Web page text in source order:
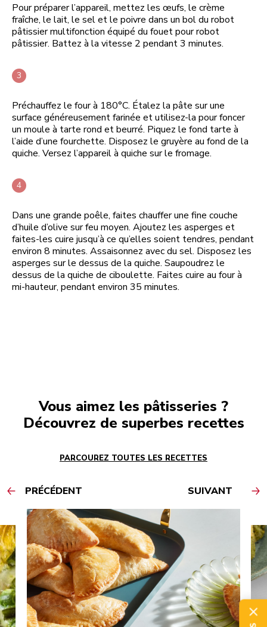
Pour préparer l’appareil, mettez les œufs, le crème
fraîche, le lait, le sel et le poivre dans un bol du robot
pâtissier multifonction équipé du fouet pour robot
pâtissier. Battez à la vitesse 2 pendant 3 minutes.
Préchauffez le four à 180°C. Étalez la pâte sur une
surface généreusement farinée et utilisez-la pour foncer
un moule à tarte rond et beurré. Piquez le fond tarte à
l’aide d’une fourchette. Disposez le gruyère au fond de la
quiche. Versez l’appareil à quiche sur le fromage.
Dans une grande poêle, faites chauffer une fine couche
d’huile d’olive sur feu moyen. Ajoutez les asperges et
faites-les cuire jusqu’à ce qu’elles soient tendres, pendant
environ 8 minutes. Assaisonnez avec du sel. Disposez les
asperges sur le dessus de la quiche. Saupoudrez le
dessus de la quiche de ciboulette. Faites cuire au four à
mi-hauteur, pendant environ 35 minutes.
Vous aimez les pâtisseries ?
Découvrez de superbes recettes
PARCOUREZ TOUTES LES RECETTES
PRÉCÉDENT SUIVANT